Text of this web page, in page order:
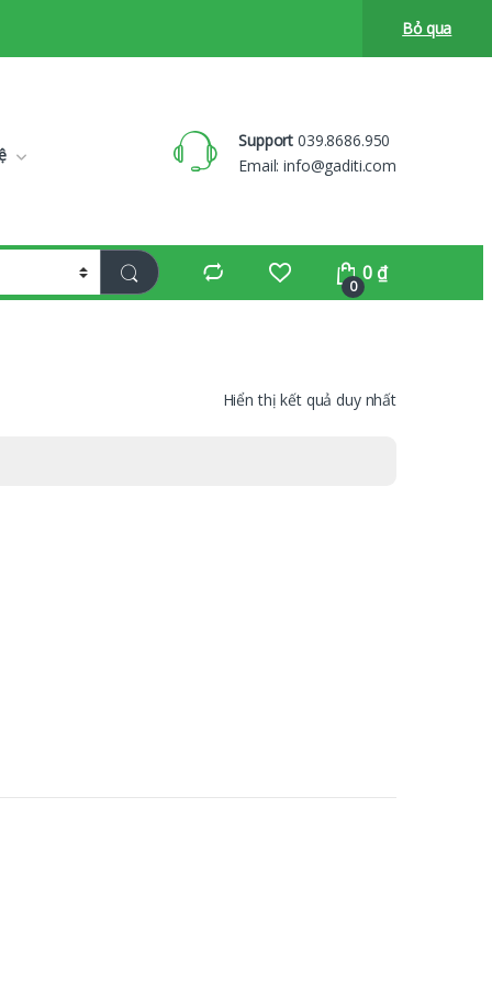
Bỏ qua
Support 039.8686.950
Email:info@gaditi.com
0
0 ₫
Hiển thị kết quả duy nhất